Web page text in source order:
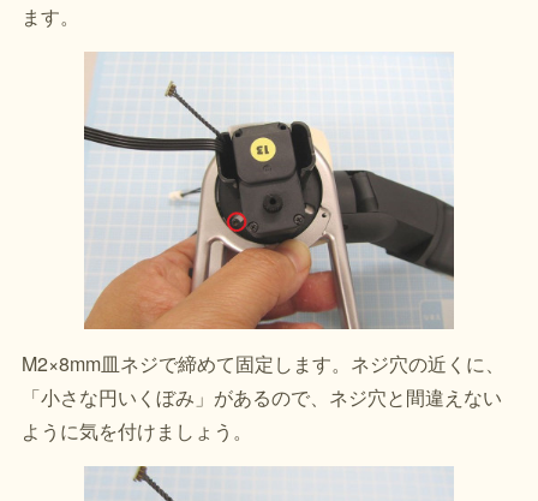
ます。
M2×8mm皿ネジで締めて固定します。ネジ穴の近くに、
「小さな円いくぼみ」があるので、ネジ穴と間違えない
ように気を付けましょう。